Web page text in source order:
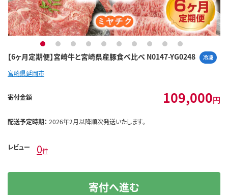
【6ヶ月定期便】宮崎牛と宮崎県産豚食べ比べ N0147-YG0248 冷凍
1 2 3 4 5 6 7 8 9 10
宮崎県延岡市
寄付金額 109,000円
配送予定時期： 2026年2月以降順次発送いたします。
レビュー 0件
寄付へ進む